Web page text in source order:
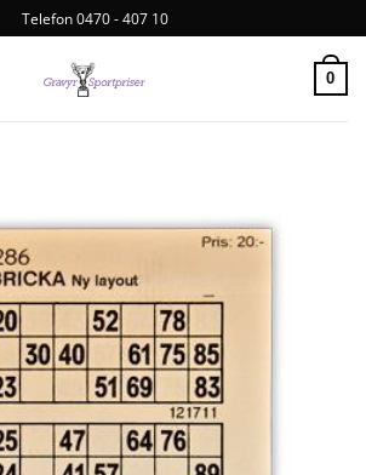
Telefon 0470 - 407 10
0